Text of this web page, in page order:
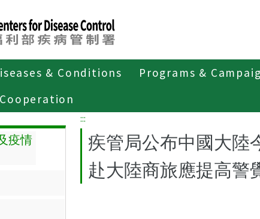
& Conditions Programs &
與防疫專題
疫情
:::
疾管局公布中國大陸
赴大陸商旅應提高警